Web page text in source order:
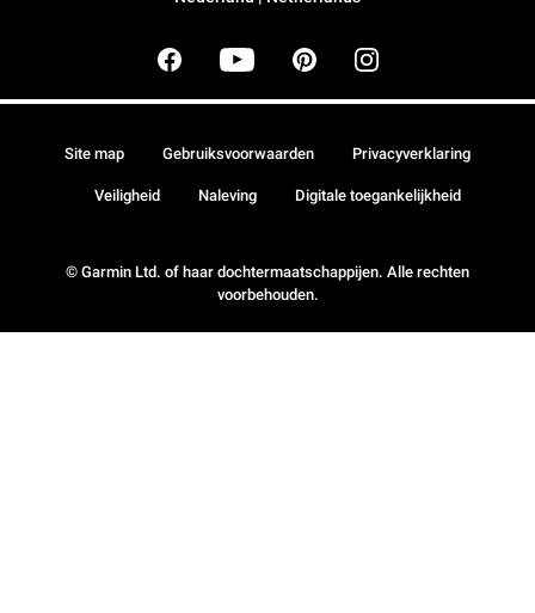
© Garmin Ltd. of haar dochtermaatschappijen. Alle rechten
voorbehouden.
Site map Gebruiksvoorwaarden Privacyverklaring
Veiligheid Naleving Digitale toegankelijkheid